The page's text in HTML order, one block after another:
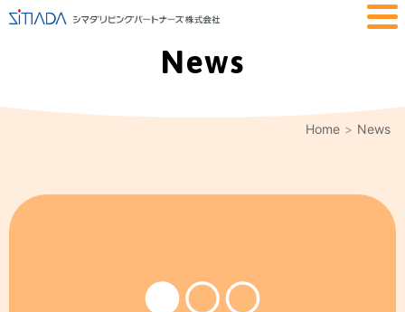
News
Home News